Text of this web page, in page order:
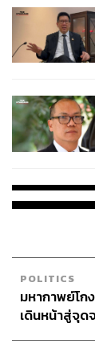
POLITICS
มหากาพย์โ
เดินหน้าสู่จุด